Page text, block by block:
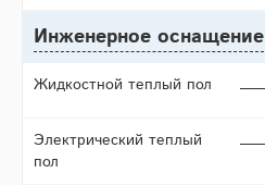
Инженерное оснащение
Жидкостной теплый пол
Электрический теплый
пол